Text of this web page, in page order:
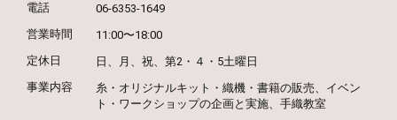
電話
06-6353-1649
営業時間
11:00〜18:00
定休日
日、月、祝、第2・４・5土曜日
事業内容
糸・オリジナルキット・織機・書籍の販売、 イベン
ト・ワークショップの企画と実施、手織教室